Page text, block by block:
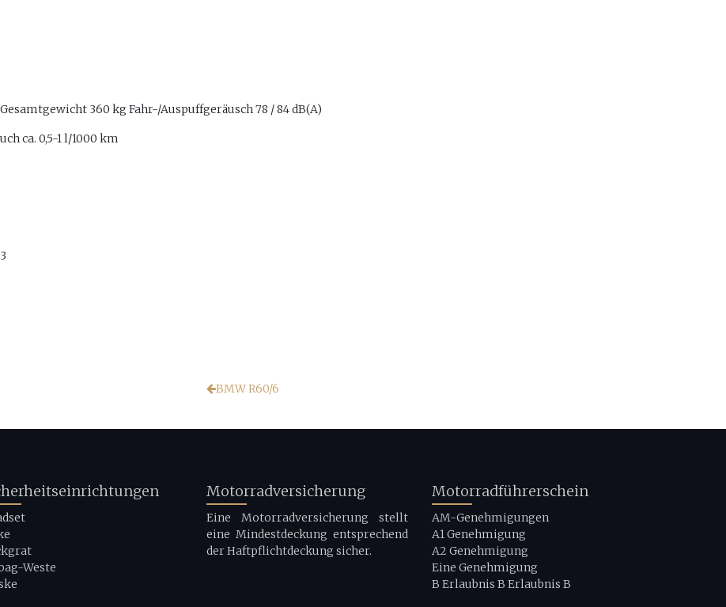
360 kg Fahr-/Auspuffgeräusch 78 / 84 dB(A)
ca. 0,5-1 l/1000 km
BMW R60/6
Weste
Motorradversicherung
Eine Motorradversicherung stellt
eine Mindestdeckung entsprechend
der Haftpflichtdeckung sicher.
Motorradführerschein
AM-Genehmigungen
A1 Genehmigung
A2 Genehmigung
Eine Genehmigung
B Erlaubnis B Erlaubnis B